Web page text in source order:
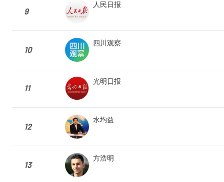
9
人民日报
10
四川观察
11
光明日报
12
水均益
13
方浩明